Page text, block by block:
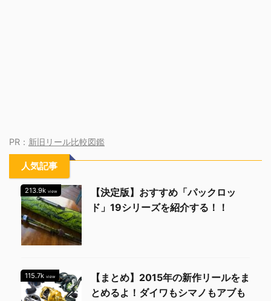
PR： 新旧リール比較図鑑
人気記事
213.9k view
【決定版】おすすめ「パックロッ
ド」19シリーズを紹介する！！
115.7k view
【まとめ】2015年の新作リールをま
とめるよ！ダイワもシマノもアブも